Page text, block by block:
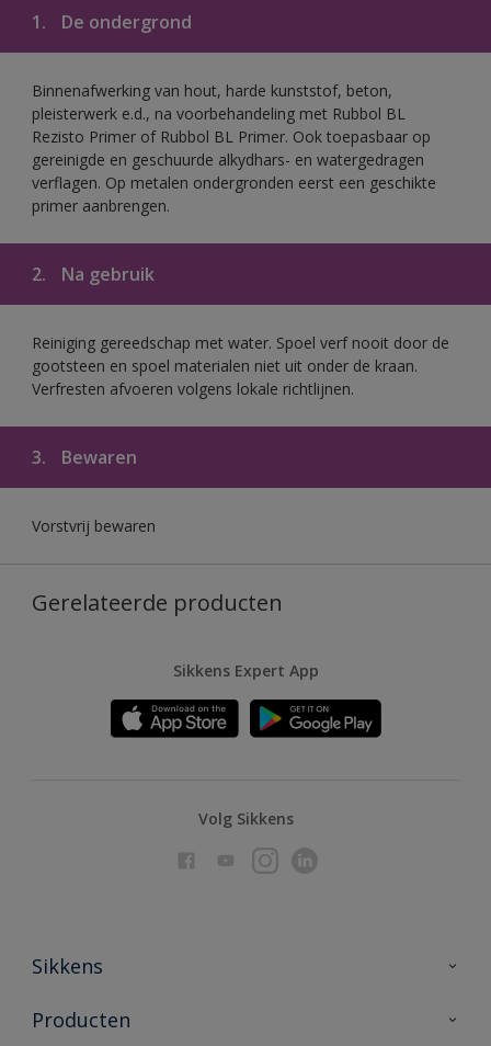
1. De ondergrond
Binnenafwerking van hout, harde kunststof, beton,
pleisterwerk e.d., na voorbehandeling met Rubbol BL
Rezisto Primer of Rubbol BL Primer. Ook toepasbaar op
gereinigde en geschuurde alkydhars- en watergedragen
verflagen. Op metalen ondergronden eerst een geschikte
primer aanbrengen.
2. Na gebruik
Reiniging gereedschap met water. Spoel verf nooit door de
gootsteen en spoel materialen niet uit onder de kraan.
Verfresten afvoeren volgens lokale richtlijnen.
3. Bewaren
Vorstvrij bewaren
Gerelateerde producten
Sikkens Expert App
Volg Sikkens
Sikkens
Over Sikkens
Producten